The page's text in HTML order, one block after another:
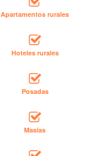
Apartamentos rurales
Hoteles rurales
Posadas
Masías